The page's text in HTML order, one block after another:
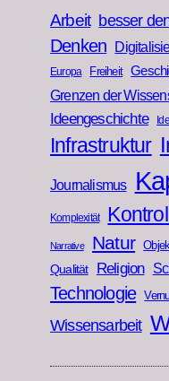
Arbeit besser
Denken
Europa
Freiheit
Grenzen der
Ideengeschichte
Infrastruktur
Journalismus
Komplexität
Narrative Natur
Qualität Religion
Technologie
Wissensarbeit